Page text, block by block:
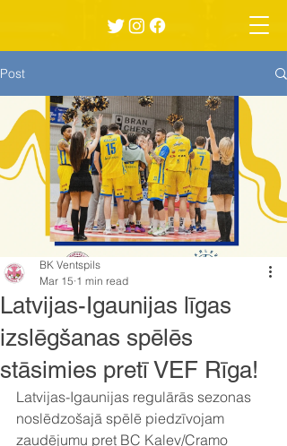
Post
Latvijas-Igaunijas līgas
izslēgšanas spēlēs
stāsimies pretī VEF Rīga!
BK Ventspils
Mar 15 1 min read
Latvijas-Igaunijas regulārās sezonas
noslēdzošajā spēlē piedzīvojam
zaudējumu pret BC Kalev/Cramo